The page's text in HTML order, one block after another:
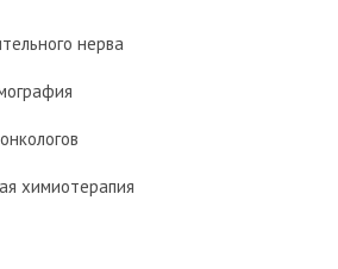
нерва
химиотерапия